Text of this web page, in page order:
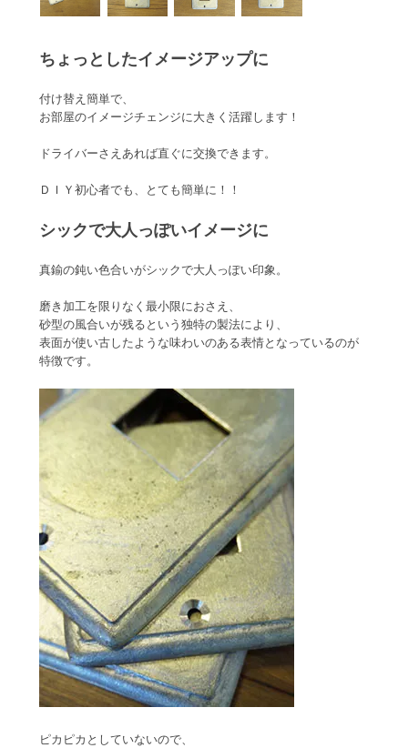
ちょっとしたイメージアップに
付け替え簡単で、
お部屋のイメージチェンジに大きく活躍します！
ドライバーさえあれば直ぐに交換できます。
ＤＩＹ初心者でも、とても簡単に！！
シックで大人っぽいイメージに
真鍮の鈍い色合いがシックで大人っぽい印象。
磨き加工を限りなく最小限におさえ、
砂型の風合いが残るという独特の製法により、
表面が使い古したような味わいのある表情となっているのが
特徴です。
ピカピカとしていないので、